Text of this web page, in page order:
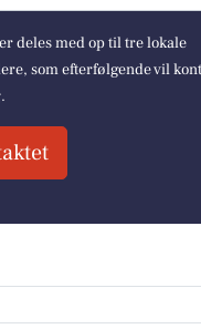
deles med op til tre lokale
som efterfølgende vil